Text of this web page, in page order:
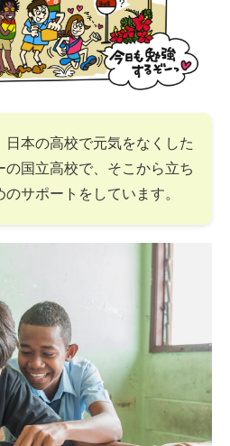
本の高校で元気をなくした
の国立高校で、そこから立ち
サポートをしています。